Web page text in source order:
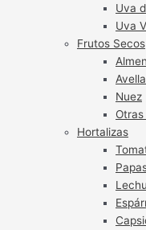
Uva
Uva
Frutos Secos
Nuez
Hortalizas